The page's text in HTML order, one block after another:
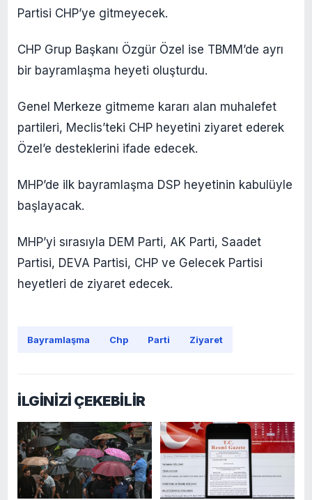
Partisi CHP’ye gitmeyecek.
CHP Grup Başkanı Özgür Özel ise TBMM’de ayrı
bir bayramlaşma heyeti oluşturdu.
Genel Merkeze gitmeme kararı alan muhalefet
partileri, Meclis’teki CHP heyetini ziyaret ederek
Özel’e desteklerini ifade edecek.
MHP’de ilk bayramlaşma DSP heyetinin kabulüyle
başlayacak.
MHP’yi sırasıyla DEM Parti, AK Parti, Saadet
Partisi, DEVA Partisi, CHP ve Gelecek Partisi
heyetleri de ziyaret edecek.
Bayramlaşma Chp Parti Ziyaret
İLGİNİZİ ÇEKEBİLİR